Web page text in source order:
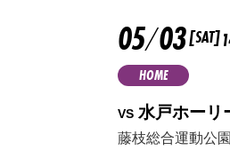
05/03[SAT]
HOME
VS 水戸ホーリ
藤枝総合運動公